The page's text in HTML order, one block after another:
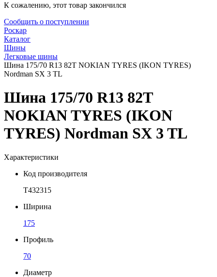
К сожалению, этот товар закончился
Сообщить о поступлении
Роскар
Каталог
Шины
Легковые шины
Шина 175/70 R13 82T NOKIAN TYRES (IKON TYRES)
Nordman SX 3 TL
Шина 175/70 R13 82T
NOKIAN TYRES (IKON
TYRES) Nordman SX 3 TL
Характеристики
Код производителя
T432315
Ширина
175
Профиль
70
Диаметр